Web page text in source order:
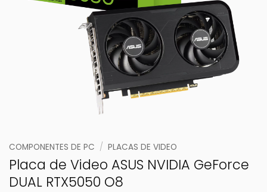
COMPONENTES DE PC / PLACAS DE VIDEO
Placa de Video ASUS NVIDIA GeForce
DUAL RTX5050 O8